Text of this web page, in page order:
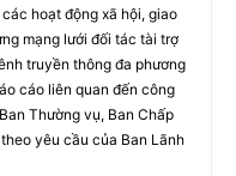
hoạt động xã hội, giao
mạng lưới đối tác tài trợ
truyền thông đa phương
cáo liên quan đến công
Thường vụ, Ban Chấp
yêu cầu của Ban Lãnh